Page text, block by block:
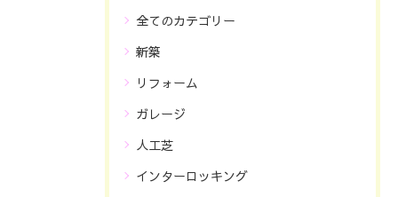
全てのカテゴリー
新築
リフォーム
ガレージ
人工芝
インターロッキング